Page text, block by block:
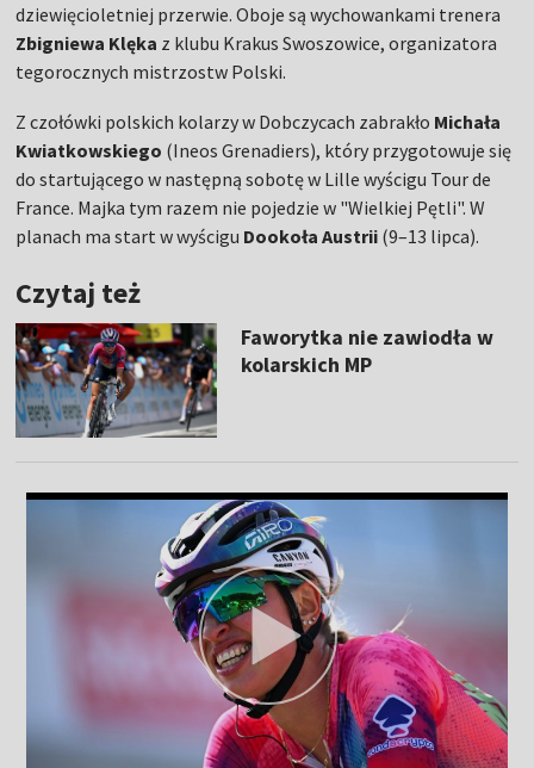
dziewięcioletniej przerwie. Oboje są wychowankami trenera
Zbigniewa Klęka z klubu Krakus Swoszowice, organizatora
tegorocznych mistrzostw Polski.
Z czołówki polskich kolarzy w Dobczycach zabrakło Michała
Kwiatkowskiego (Ineos Grenadiers), który przygotowuje się
do startującego w następną sobotę w Lille wyścigu Tour de
France. Majka tym razem nie pojedzie w "Wielkiej Pętli". W
planach ma start w wyścigu Dookoła Austrii (9–13 lipca).
Czytaj też
Faworytka nie zawiodła w
kolarskich MP